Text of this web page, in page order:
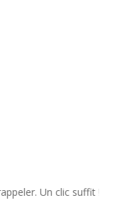
Un clic suffit !